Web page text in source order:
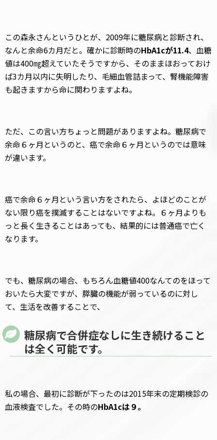
この森永さんというひとが、2009年に糖尿病と診断され、
なんと余命6カ月だと。確かに診断時のHbA1cが11.4、血糖
値は400㎎超えていたそうですから、そのままほおっておけ
ば3カ月以内に失明したり、毛細血管詰まって、腎機能障害
も起きますから命に関わりますよね。
ただ、この言い方ちょっと問題がありますよね。糖尿病で
余命６ヶ月というのと、癌で余命６ヶ月というのでは意味
が違います。
癌で余命６ヶ月という言い方をされたら、よほどのことが
ない限り癌を撲滅することはないですよね。６ヶ月よりも
っと長く生きることはあっても、結果的には普通癌で亡く
なります。
でも、糖尿病の場合、もちろん血糖値400なんてのをほって
おいたら大変ですが、膵臓の機能が弱っているのに対し
て、生活を改善することで、
糖尿病で合併症なしに生き続けること
は全く可能です。
私の場合、最初に診断が下ったのは2015年末の定期検診の
血液検査でした。その時のHbA1cは９。